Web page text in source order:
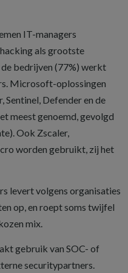
IT-managers
als grootste
bedrijven (77%) werkt
Microsoft-oplossingen
Sentinel, Defender en de
meest genoemd, gevolgd
Ook Zscaler,
worden gebruikt, zij het
levert volgens organisaties
op, en roept soms twijfel
mix.
gebruik van SOC- of
securitypartners.